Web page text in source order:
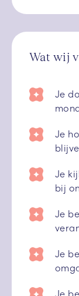
Wat wij
Je
Je
Je
bij
Je
Je